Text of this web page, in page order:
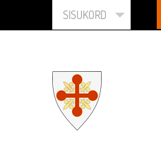
SISUKORD